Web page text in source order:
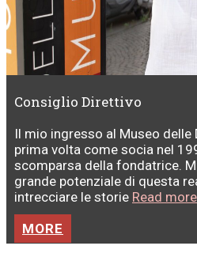
Consiglio Direttivo
Il mio ingresso al Museo delle
prima volta come socia nel
scomparsa della fondatrice.
grande potenziale di questa
intrecciare le storie Read more
MORE